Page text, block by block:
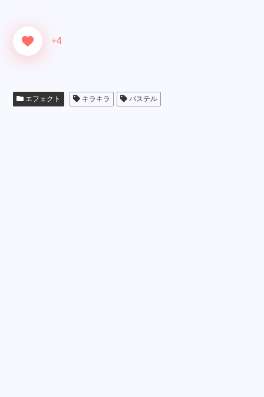
+4
エフェクト キラキラ パステル